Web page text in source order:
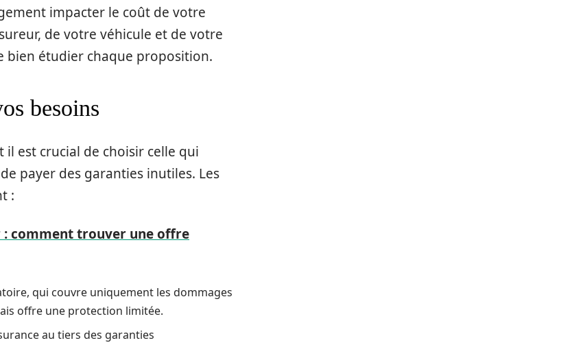
impacter le coût de votre
de votre véhicule et de votre
bien étudier chaque proposition.
besoins
il est crucial de choisir celle qui
payer des garanties inutiles. Les
:
: comment trouver une offre
qui couvre uniquement les dommages
offre une protection limitée.
au tiers des garanties